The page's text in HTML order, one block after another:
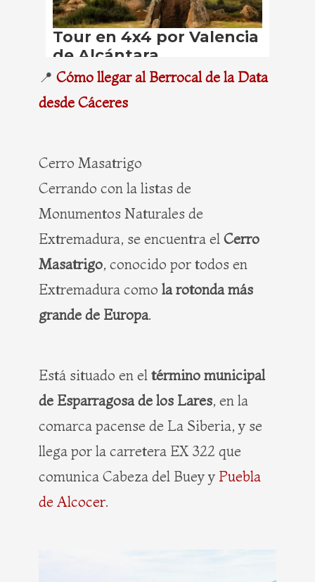
📍 Cómo llegar al Berrocal de la Data
desde Cáceres
Cerro Masatrigo
Cerrando con la listas de
Monumentos Naturales de
Extremadura, se encuentra el Cerro
Masatrigo, conocido por todos en
Extremadura como la rotonda más
grande de Europa.
Está situado en el término municipal
de Esparragosa de los Lares, en la
comarca pacense de La Siberia, y se
llega por la carretera EX 322 que
comunica Cabeza del Buey y Puebla
de Alcocer.